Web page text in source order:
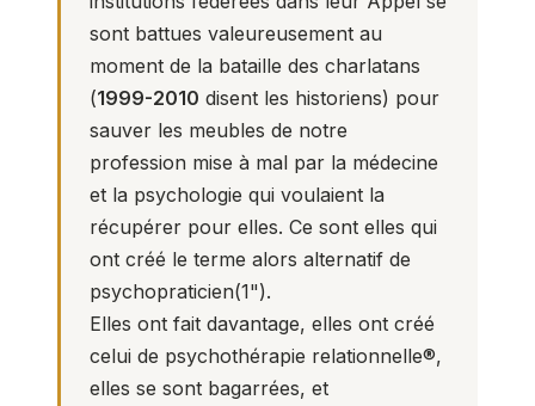
sont battues valeureusement au
moment de la bataille des charlatans
(1999-2010 disent les historiens) pour
sauver les meubles de notre
profession mise à mal par la médecine
et la psychologie qui voulaient la
récupérer pour elles. Ce sont elles qui
ont créé le terme alors alternatif de
psychopraticien(1").
Elles ont fait davantage, elles ont créé
celui de psychothérapie relationnelle®,
elles se sont bagarrées, et